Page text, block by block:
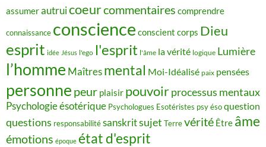
assumerautruicoeurcommentaires comprendre
connaissance conscience conscient corps Dieu
esprit idée Jésus l'ego l'esprit l'âme la vérité logique Lumière
l’homme Maîtres mental Moi-Idéalisé paix pensées
personne peur plaisir pouvoirprocessus mentaux
Psychologie ésotérique Psychologues Esotéristes psy ésoquestion
questions responsabilitésanskritsujet Terrevérité Être âme
émotions époque état d'esprit